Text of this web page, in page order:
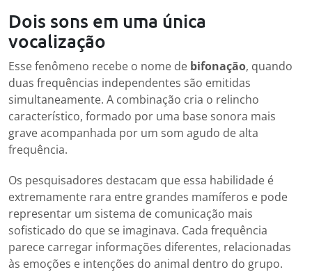
Dois sons em uma única
vocalização
Esse fenômeno recebe o nome de bifonação, quando
duas frequências independentes são emitidas
simultaneamente. A combinação cria o relincho
característico, formado por uma base sonora mais
grave acompanhada por um som agudo de alta
frequência.
Os pesquisadores destacam que essa habilidade é
extremamente rara entre grandes mamíferos e pode
representar um sistema de comunicação mais
sofisticado do que se imaginava. Cada frequência
parece carregar informações diferentes, relacionadas
às emoções e intenções do animal dentro do grupo.